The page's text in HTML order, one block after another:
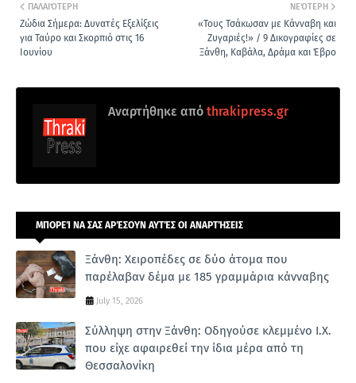
ΝΕΌΤΕΡΗ
«Τους Τσάκωσαν με Κάνναβη και
Ζυγαριές!» / 9 Δικογραφίες σε
Ξάνθη, Καβάλα, Δράμα και Έβρο
ΠΑΛΑΙΌΤΕΡΗ
Ζώδια Σήμερα: Δυνατές Εξελίξεις
για Ταύρο και Σκορπιό στις 16
Ιουνίου
Αναρτήθηκε από thrakipress.gr
ΜΠΟΡΕΊ ΝΑ ΣΑΣ ΑΡΈΣΟΥΝ ΑΥΤΈΣ ΟΙ ΑΝΑΡΤΉΣΕΙΣ
Ξάνθη: Χειροπέδες σε δύο άτομα που
παρέλαβαν δέμα με 185 γραμμάρια κάνναβης
July 15, 2026
Σύλληψη στην Ξάνθη: Οδηγούσε κλεμμένο Ι.Χ.
που είχε αφαιρεθεί την ίδια μέρα από τη
Θεσσαλονίκη